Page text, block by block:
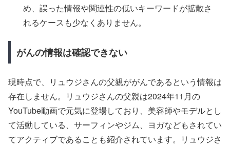
め、誤った情報や関連性の低いキーワードが拡散さ
れるケースも少なくありません。
がんの情報は確認できない
現時点で、リュウジさんの父親ががんであるという情報は
存在しません。リュウジさんの父親は2024年11月の
YouTube動画で元気に登場しており、美容師やモデルとし
て活動している、サーフィンやジム、ヨガなどもされてい
てアクティブであることも紹介されています。リュウジさ